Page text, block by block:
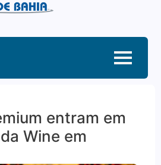
entram em
Wine em